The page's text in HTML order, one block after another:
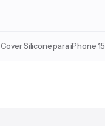
Cover Silicone para iPhone 15